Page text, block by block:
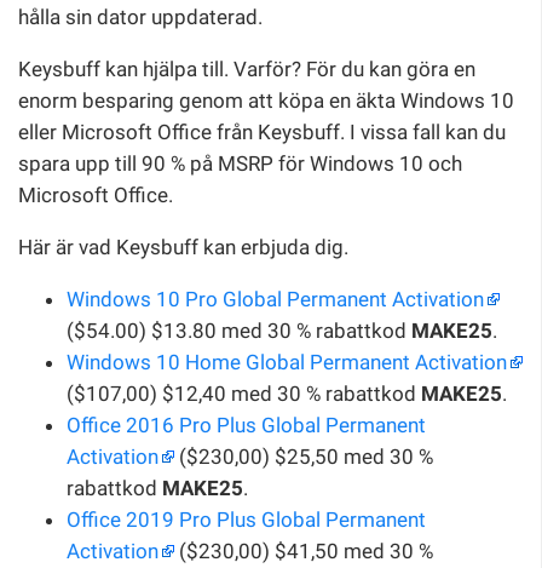
hålla sin dator uppdaterad.
Keysbuff kan hjälpa till. Varför? För du kan göra en
enorm besparing genom att köpa en äkta Windows 10
eller Microsoft Office från Keysbuff. I vissa fall kan du
spara upp till 90 % på MSRP för Windows 10 och
Microsoft Office.
Här är vad Keysbuff kan erbjuda dig.
Windows 10 Pro Global Permanent Activation
($54.00) $13.80 med 30 % rabattkod MAKE25.
Windows 10 Home Global Permanent Activation
($107,00) $12,40 med 30 % rabattkod MAKE25.
Office 2016 Pro Plus Global Permanent
Activation
($230,00) $25,50 med 30 %
rabattkod MAKE25.
Office 2019 Pro Plus Global Permanent
Activation
($230,00) $41,50 med 30 %